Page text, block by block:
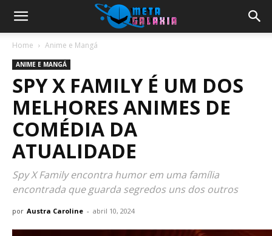
Home Anime e Mangá
ANIME E MANGÁ
SPY X FAMILY É UM DOS
MELHORES ANIMES DE
COMÉDIA DA
ATUALIDADE
Spy X Family encontra humor em uma família
encontrada que guarda segredos uns dos outros
por Austra Caroline - abril 10, 2024